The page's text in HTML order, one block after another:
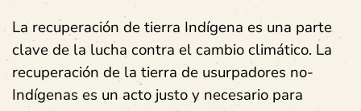
La recuperación de tierra Indígena es una parte
clave de la lucha contra el cambio climático. La
recuperación de la tierra de usurpadores no-
Indígenas es un acto justo y necesario para